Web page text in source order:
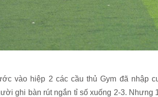
vào hiệp 2 các cầu thủ Gym đã nhập
ghi bàn rút ngắn tỉ số xuống 2-3. Nhưng